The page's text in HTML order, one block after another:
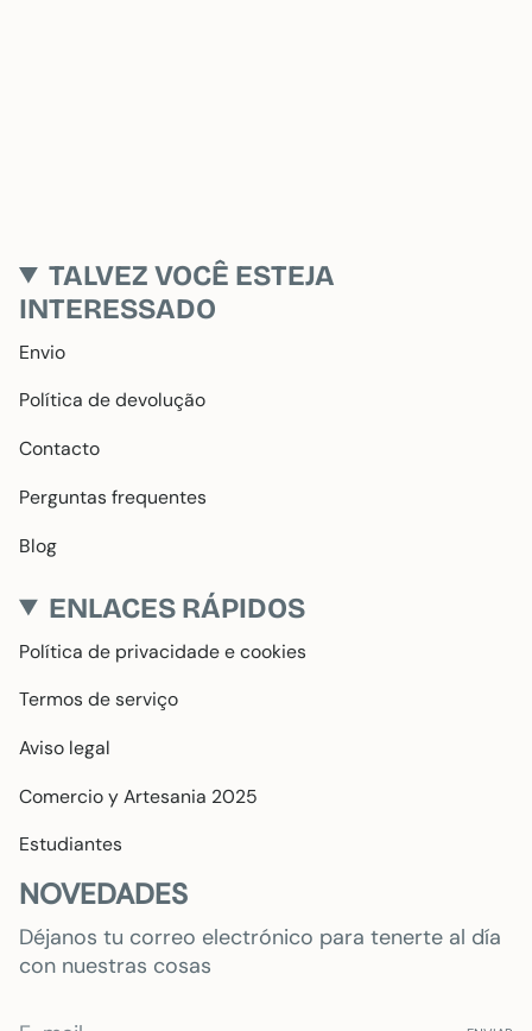
TALVEZ VOCÊ ESTEJA
INTERESSADO
Envio
Política de devolução
Contacto
Perguntas frequentes
Blog
ENLACES RÁPIDOS
Política de privacidade e cookies
Termos de serviço
Aviso legal
Comercio y Artesania 2025
Estudiantes
NOVEDADES
Déjanos tu correo electrónico para tenerte al día
con nuestras cosas